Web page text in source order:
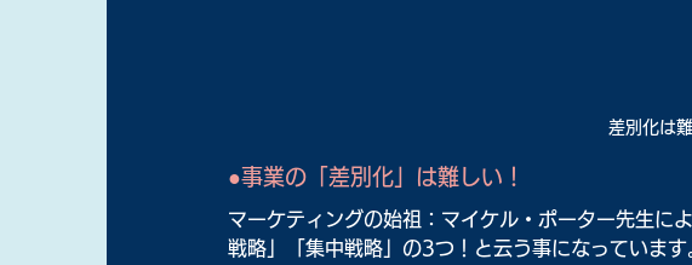
差別化は
●事業の「差別化」は難しい！
マーケティングの始祖：マイケル・ポーター先生に
戦略」「集中戦略」の3つ！と云う事になっていま